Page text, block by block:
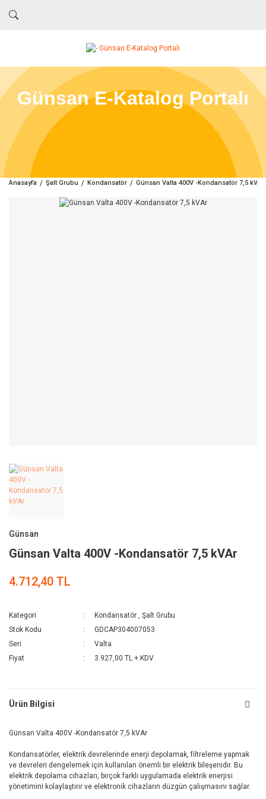
Günsan E-Katalog Portalı
Anasayfa Şalt Grubu Kondansatör Günsan Valta 400V -Kondansatör 7,5 kVAr
Günsan
Günsan Valta 400V -Kondansatör 7,5 kVAr
4.712,40 TL
Kategori Kondansatör ,Şalt Grubu
Stok Kodu
GDCAP304007053
Seri
Valta
Fiyat
3.927,00 TL + KDV
Ürün Bilgisi
Günsan Valta 400V -Kondansatör 7,5 kVAr
Kondansatörler, elektrik devrelerinde enerji depolamak, filtreleme yapmak
ve devreleri dengelemek için kullanılan önemli bir elektrik bileşenidir. Bu
elektrik depolama cihazları, birçok farklı uygulamada elektrik enerjisi
yönetimini kolaylaştırır ve elektronik cihazların düzgün çalışmasını sağlar.